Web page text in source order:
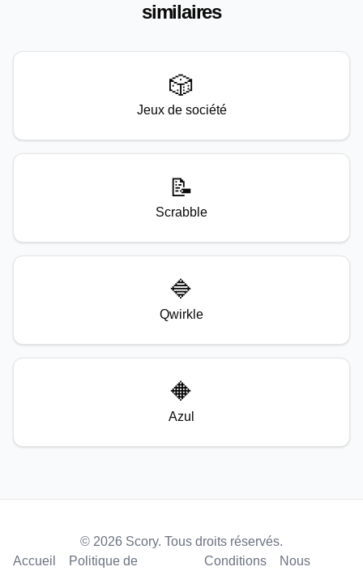
similaires
🎲
Jeux de société
📝
Scrabble
🔷
Qwirkle
🔶
Azul
© 2026 Scory. Tous droits réservés.
Accueil
Politique de Conditions Nous